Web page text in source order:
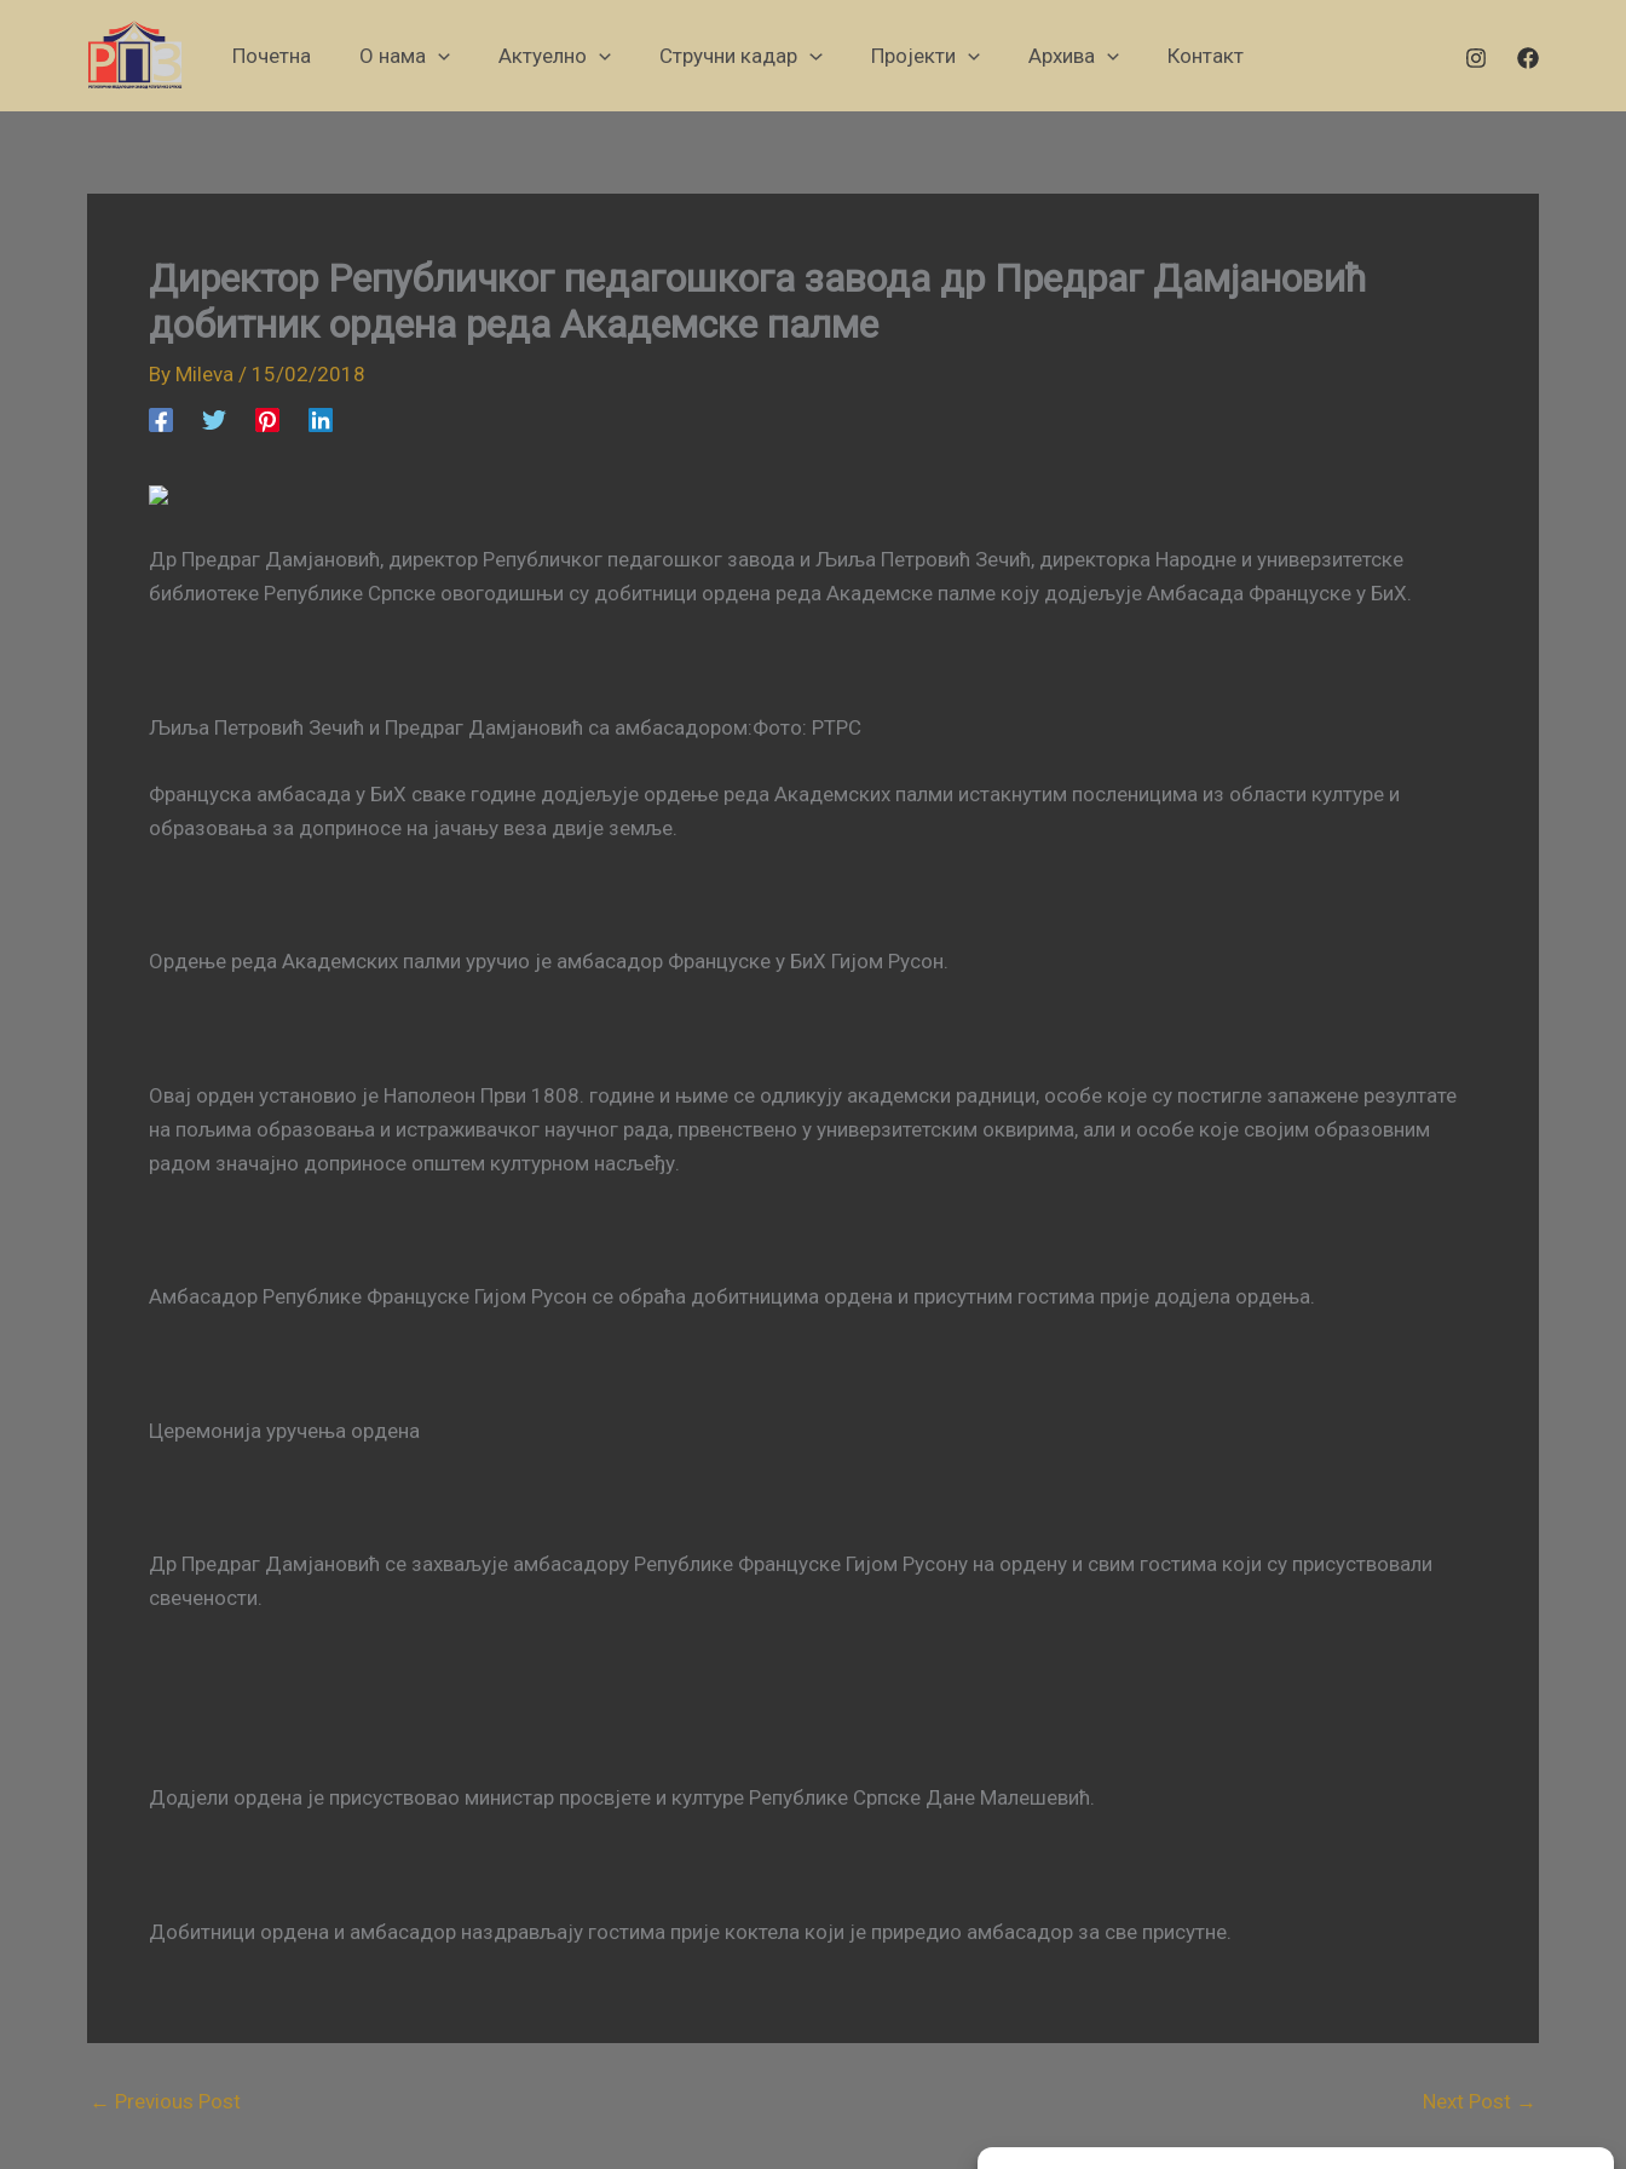
Почетна О нама Актуелно Стручни кадар Пројекти Архива Контакт
Директор Републичког педагошкога завода др Предраг Дамјановић
добитник ордена реда Академске палме
By Mileva / 15/02/2018
Др Предраг Дамјановић, директор Републичког педагошког завода и Љиља Петровић Зечић, директорка Народне и универзитетске
библиотеке Републике Српске овогодишњи су добитници ордена реда Академске палме коју додјељује Амбасада Француске у БиХ.
Љиља Петровић Зечић и Предраг Дамјановић са амбасадором:Фото: РТРС
Француска амбасада у БиХ сваке године додјељује ордење реда Академских палми истакнутим посленицима из области културе и
образовања за доприносе на јачању веза двије земље.
Ордење реда Академских палми уручио је амбасадор Француске у БиХ Гијом Русон.
Овај орден установио је Наполеон Први 1808. године и њиме се одликују академски радници, особе које су постигле запажене резултате
на пољима образовања и истраживачког научног рада, првенствено у универзитетским оквирима, али и особе које својим образовним
радом значајно доприносе општем културном насљеђу.
Амбасадор Републике Француске Гијом Русон се обраћа добитницима ордена и присутним гостима прије додјела ордења.
Церемонија уручења ордена
Др Предраг Дамјановић се захваљује амбасадору Републике Француске Гијом Русону на ордену и свим гостима који су присуствовали
свечености.
Додјели ордена је присуствовао министар просвјете и културе Републике Српске Дане Малешевић.
Добитници ордена и амбасадор наздрављају гостима прије коктела који је приредио амбасадор за све присутне.
← Previous Post Next Post →